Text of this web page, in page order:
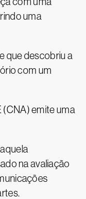
uma
que descobriu a
com um
(CNA) emite uma
na avaliação